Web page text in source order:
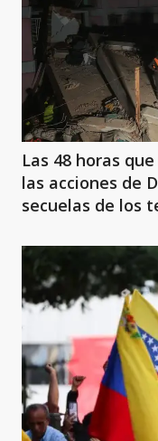
Las 48 horas
las acciones de
secuelas de los